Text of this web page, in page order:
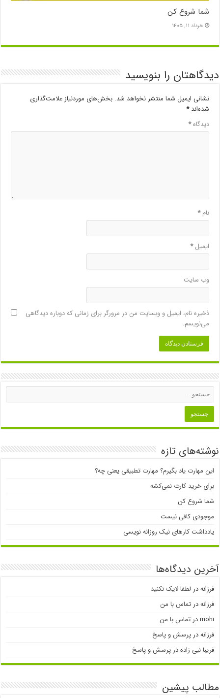
شما شروع کن
خرداد ۱۱, ۱۴۰۵
دیدگاهتان را بنویسید
نشانی ایمیل شما منتشر نخواهد شد. بخش‌های موردنیاز علامت‌گذاری
شده‌اند*
دیدگاه*
نام*
ایمیل*
وب‌ سایت
ذخیره نام، ایمیل و وبسایت من در مرورگر برای زمانی که دوباره دیدگاهی
می‌نویسم.
نوشته‌های تازه
این مهارت یاد بگیرم؟ مهارت تطبیقی یعنی چه؟
برای خرید کارت نمی‌‌کشه
شما شروع کن
موجودی کافی نیست
یادداشت کارهای نیک روزانه نویسی
آخرین دیدگاه‌ها
فرزانهدر لطفا لایک نکنید
فرزانهدرتماس با من
mohiدرتماس با من
فرزانهدرپرسش و پاسخ
فریبا نبی زادهدرپرسش و پاسخ
مطالب پیشین